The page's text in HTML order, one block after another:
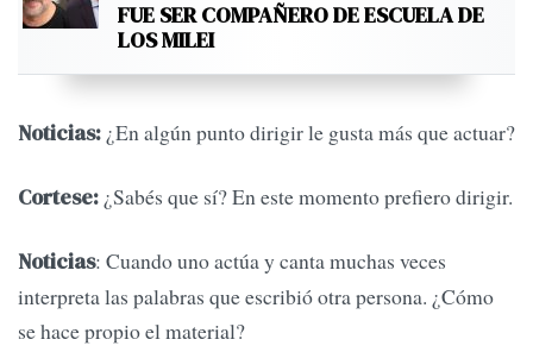
FUE SER COMPAÑERO DE ESCUELA DE
LOS MILEI
Noticias: ¿En algún punto dirigir le gusta más que actuar?
Cortese: ¿Sabés que sí? En este momento prefiero dirigir.
Noticias: Cuando uno actúa y canta muchas veces
interpreta las palabras que escribió otra persona. ¿Cómo
se hace propio el material?